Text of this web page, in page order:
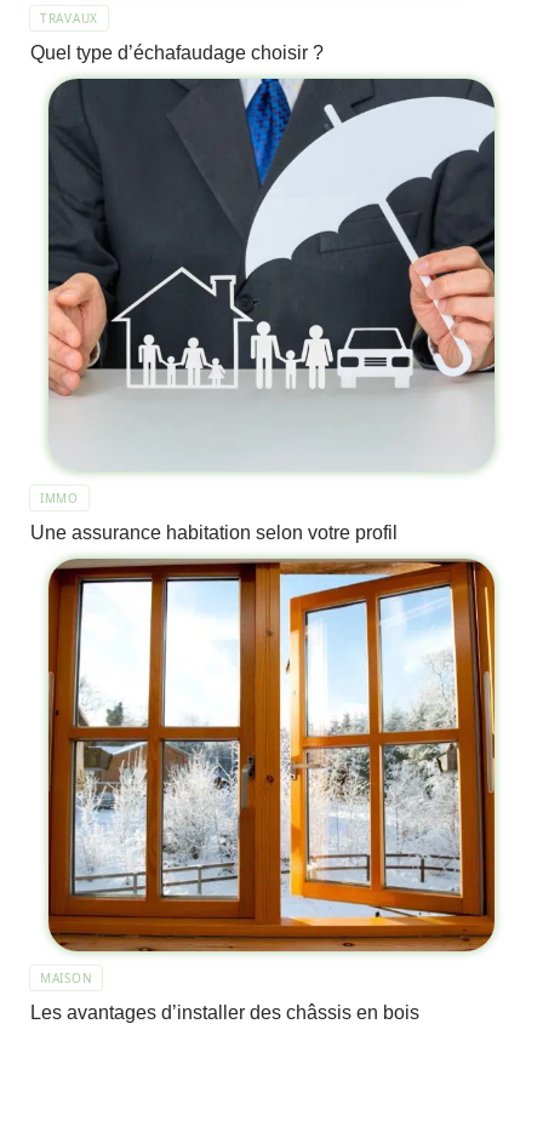
TRAVAUX
Quel type d’échafaudage choisir ?
IMMO
Une assurance habitation selon votre profil
MAISON
Les avantages d’installer des châssis en bois